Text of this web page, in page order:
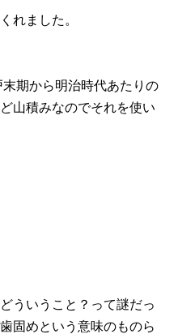
れました。
期から明治時代あたりの
山積みなのでそれを使い
ういうこと？って謎だっ
固めという意味のものら